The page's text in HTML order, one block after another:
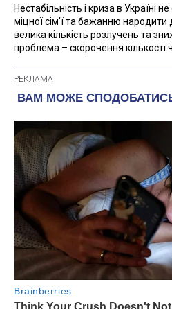
Нестабільність і криза в Україні
міцної сім'ї та бажанню народити
велика кількість розлучень та
проблема – скорочення кількості